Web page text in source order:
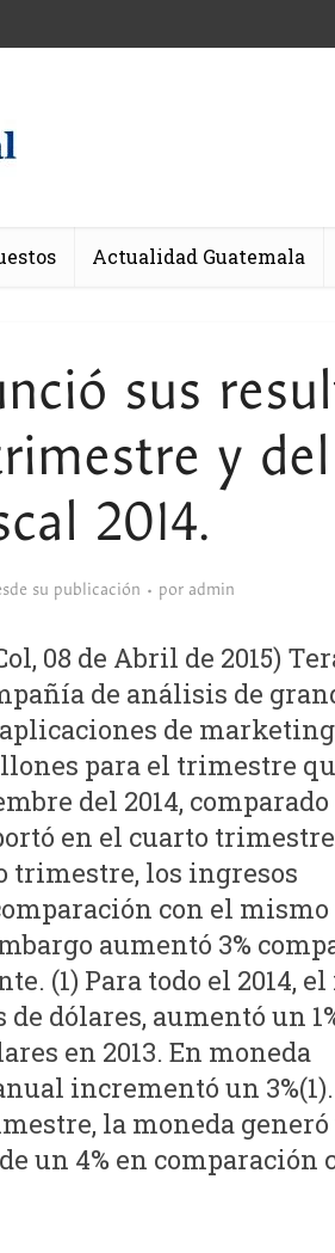
Actualidad Guatemala
sus
y
2014.
su publicación por admin
08 de Abril de 2015)
de análisis de
de
para el trimestre
del 2014,
en el cuarto
trimestre, los ingresos
con el
aumentó 3%
(1) Para todo el 2014,
dólares, aumentó un
en 2013. En moneda
incrementó un
la moneda
un 4% en comparación